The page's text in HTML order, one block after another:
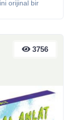
orijinal bir
3756
3756